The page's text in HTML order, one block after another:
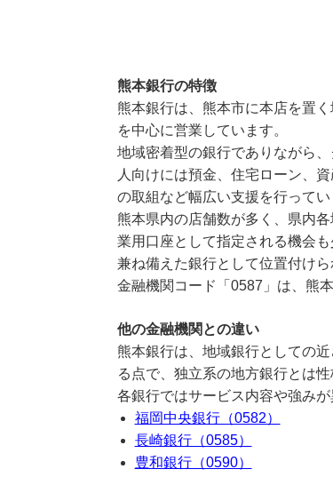
熊本銀行の特徴
熊本銀行は、熊本市に本店を置
を中心に営業しています。
地域密着型の銀行でありながら
人向けには預金、住宅ローン、
の取組など幅広い支援を行ってい
熊本県内の店舗数が多く、県内
業用口座として指定される機会
兼ね備えた銀行として位置付け
金融機関コード「0587」は、熊
他の金融機関との違い
熊本銀行は、地域銀行としての
る点で、独立系の地方銀行とは性
各銀行ではサービス内容や強み
福岡中央銀行（0582）
長崎銀行（0585）
豊和銀行（0590）